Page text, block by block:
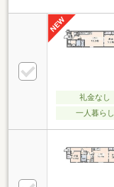
礼金なし
一人暮らし